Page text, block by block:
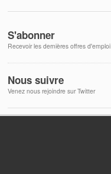
S'abonner
Recevoir les dernières offres d'emploi
Nous suivre
Venez nous rejoindre sur Twitter